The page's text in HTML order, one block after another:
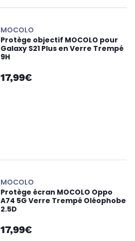
MOCOLO
Protège objectif MOCOLO pour
Galaxy S21 Plus en Verre Trempé
9H
17,99€
MOCOLO
Protège écran MOCOLO Oppo
A74 5G Verre Trempé Oléophobe
2.5D
17,99€